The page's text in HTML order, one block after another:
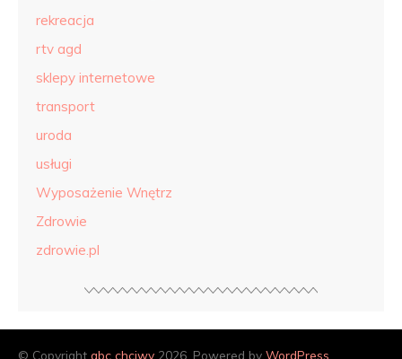
rekreacja
rtv agd
sklepy internetowe
transport
uroda
usługi
Wyposażenie Wnętrz
Zdrowie
zdrowie.pl
© Copyright abc chciwy 2026. Powered by WordPress